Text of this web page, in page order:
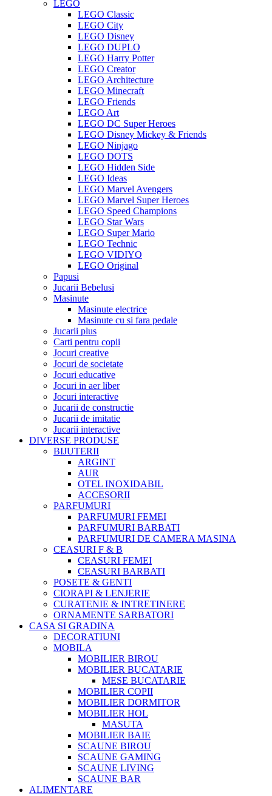
LEGO
LEGO Classic
LEGO City
LEGO Disney
LEGO DUPLO
LEGO Harry Potter
LEGO Creator
LEGO Architecture
LEGO Minecraft
LEGO Friends
LEGO Art
LEGO DC Super Heroes
LEGO Disney Mickey & Friends
LEGO Ninjago
LEGO DOTS
LEGO Hidden Side
LEGO Ideas
LEGO Marvel Avengers
LEGO Marvel Super Heroes
LEGO Speed Champions
LEGO Star Wars
LEGO Super Mario
LEGO Technic
LEGO VIDIYO
LEGO Original
Papusi
Jucarii Bebelusi
Masinute
Masinute electrice
Masinute cu si fara pedale
Jucarii plus
Carti pentru copii
Jocuri creative
Jocuri de societate
Jocuri educative
Jocuri in aer liber
Jocuri interactive
Jucarii de constructie
Jucarii de imitatie
Jucarii interactive
DIVERSE PRODUSE
BIJUTERII
ARGINT
AUR
OTEL INOXIDABIL
ACCESORII
PARFUMURI
PARFUMURI FEMEI
PARFUMURI BARBATI
PARFUMURI DE CAMERA MASINA
CEASURI F & B
CEASURI FEMEI
CEASURI BARBATI
POSETE & GENTI
CIORAPI & LENJERIE
CURATENIE & INTRETINERE
ORNAMENTE SARBATORI
CASA SI GRADINA
DECORATIUNI
MOBILA
MOBILIER BIROU
MOBILIER BUCATARIE
MESE BUCATARIE
MOBILIER COPII
MOBILIER DORMITOR
MOBILIER HOL
MASUTA
MOBILIER BAIE
SCAUNE BIROU
SCAUNE GAMING
SCAUNE LIVING
SCAUNE BAR
ALIMENTARE